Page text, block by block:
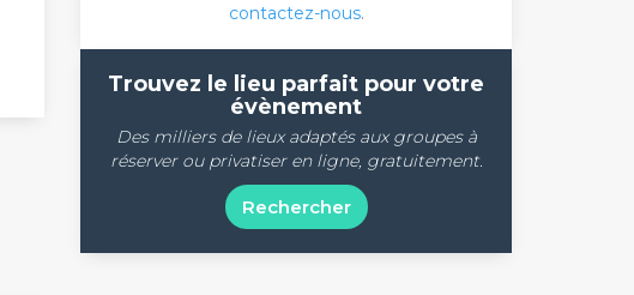
contactez-nous.
Trouvez le lieu parfait pour votre
évènement
Des milliers de lieux adaptés aux groupes à
réserver ou privatiser en ligne, gratuitement.
Rechercher